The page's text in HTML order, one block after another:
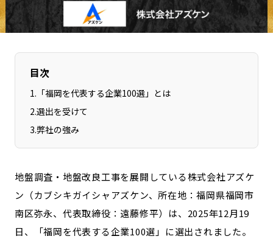
静岡エリア
愛知エリア
三重エリア
滋賀エリア
河内エリア
奈良エリア
和歌山エリア
鳥取エリア
岡山エリア
香川エリア
愛媛エリア
高知エリア
福岡エリア
佐賀エリア
長崎エリア
熊本エリア
大分エリア
目次
1. 「福岡を代表する企業100選」とは
2.選出を受けて
3.弊社の強み
地盤調査・地盤改良工事を展開している株式会社アズケ
ン（カブシキガイシャアズケン、所在地：福岡県福岡市
南区弥永、代表取締役：遠藤修平）は、2025年12月19
日、「福岡を代表する企業100選」に選出されました。